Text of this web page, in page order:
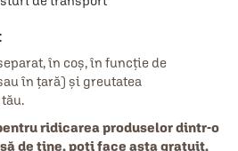
în coş, în funcţie de
în ţară) şi greutatea
ridicarea produselor dintr-o
de tine, poți face asta gratuit,